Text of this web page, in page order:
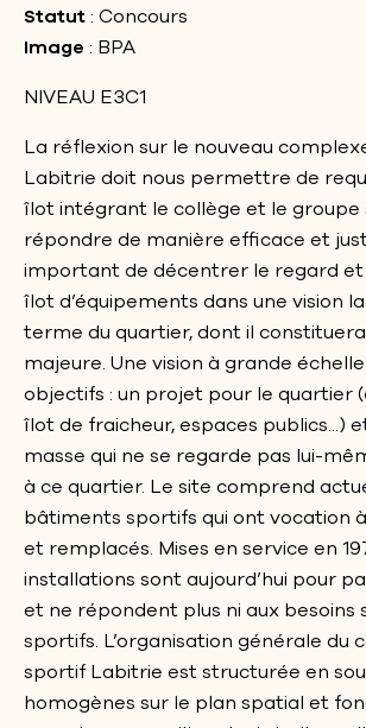
Statut : Concours
Image : BPA
NIVEAU E3C1
La réflexion sur le nouveau
Labitrie doit nous permettre de
îlot intégrant le collège et le groupe
répondre de manière efficace et
important de décentrer le regard
îlot d’équipements dans une vision
terme du quartier, dont il
majeure. Une vision à grande
objectifs : un projet pour le quartier
îlot de fraicheur, espaces publics...)
masse qui ne se regarde pas lui-
à ce quartier. Le site comprend
bâtiments sportifs qui ont vocation
et remplacés. Mises en service en
installations sont aujourd’hui pour
et ne répondent plus ni aux besoins
sportifs. L’organisation générale du
sportif Labitrie est structurée en
homogènes sur le plan spatial et